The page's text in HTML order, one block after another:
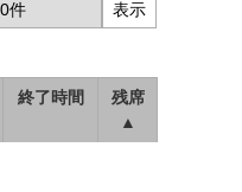
終了時間
残席
▲